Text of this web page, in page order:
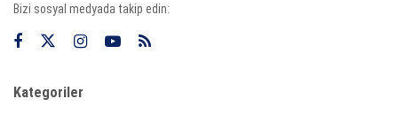
Bizi sosyal medyada takip edin:
Kategoriler